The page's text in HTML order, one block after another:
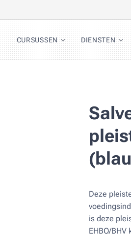
CURSUSSEN DIENSTEN
Deze
is deze
EHBO/